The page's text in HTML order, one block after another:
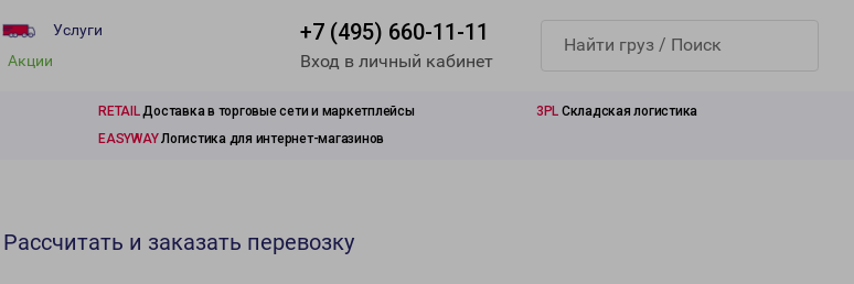
Услуги
Акции
+7 (495) 660-11-11
Вход в личный кабинет
RETAILДоставка в торговые сети и маркетплейсы 3PL Складская логистика
EASYWAYЛогистика для интернет-магазинов
Рассчитать и заказать перевозку